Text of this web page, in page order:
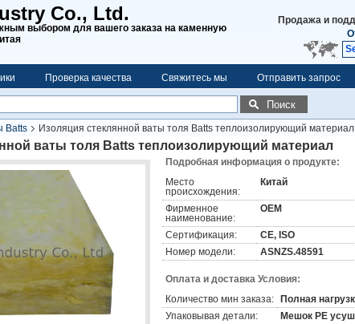
Co., Ltd.
выбором для вашего заказа на каменную
Продажа и
Проверка качества Свяжитесь мы Отправить запрос
Поиск
Batts
Изоляция стеклянной ваты толя Batts теплоизолирующий материал
ваты толя Batts теплоизолирующий материал
Подробная информация о продукте:
Место
происхождения:
Китай
Фирменное
наименование:
OEM
Сертификация:
CE, ISO
Номер модели:
ASNZS.48591
Оплата и доставка Условия:
Количество мин заказа:
Полная
Упаковывая детали:
Мешок PE